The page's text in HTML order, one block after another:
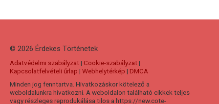
© 2026 Érdekes Тörténetek
Adatvédelmi szabályzat| Cookie-szabályzat|
Kapcsolatfelvételi űrlap | Webhelytérkép | DMCA
Minden jog fenntartva. Hivatkozáskor kötelező a
weboldalunkra hivatkozni. A weboldalon található cikkek teljes
vagy részleges reprodukálása tilos a https://new.cote-